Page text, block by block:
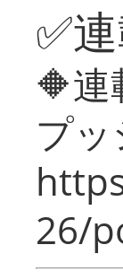
✅
🔶
プ
26/